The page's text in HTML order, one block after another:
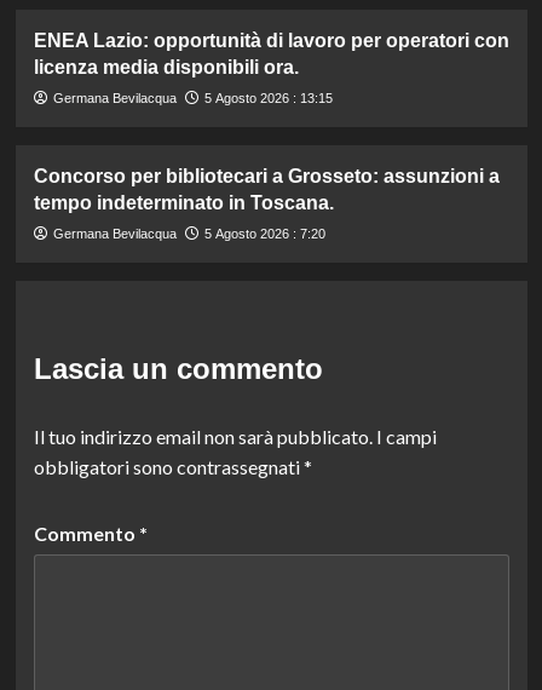
ENEA Lazio: opportunità di lavoro per operatori con
licenza media disponibili ora.
Germana Bevilacqua 5 Agosto 2026 : 13:15
Concorso per bibliotecari a Grosseto: assunzioni a
tempo indeterminato in Toscana.
Germana Bevilacqua 5 Agosto 2026 : 7:20
Lascia un commento
Il tuo indirizzo email non sarà pubblicato. I campi
obbligatori sono contrassegnati*
Commento *